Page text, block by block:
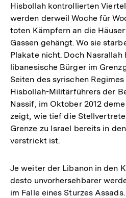
Hisbollah kontrollierten
werden derweil Woche für
toten Kämpfern an die
Gassen gehängt. Wo sie
Plakate nicht. Doch
libanesische Bürger im
Seiten des syrischen
Hisbollah-Militärführers der
Nassif, im Oktober 2012
zeigt, wie tief die
Grenze zu Israel bereits in
verstrickt ist.
Je weiter der Libanon in den
desto unvorhersehbarer
im Falle eines Sturzes